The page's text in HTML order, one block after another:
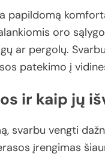
papildomą
oro
ar pergolų.
patekimo į
ir kaip jų
svarbu vengti
įrengimas